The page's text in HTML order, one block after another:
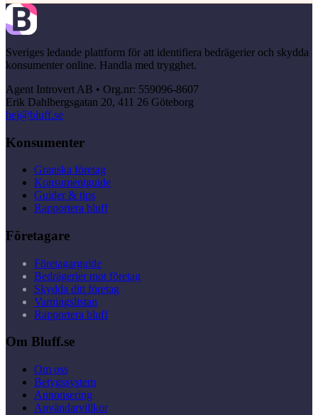
Sveriges ledande plattform för att identifiera bedrägerier och skydda
konsumenter online. Handla med trygghet.
Agent Introvert AB • Org.nr: 559096-8607
Erik Dahlbergsgatan 20, 411 26 Göteborg
hej@bluff.se
Konsumenter
Granska företag
Konsumentguide
Guider & tips
Rapportera bluff
Företagare
Företagarguide
Bedrägerier mot företag
Skydda ditt företag
Varningslistan
Rapportera bluff
Om Bluff.se
Om oss
Betygssystem
Annonsering
Användarvillkor